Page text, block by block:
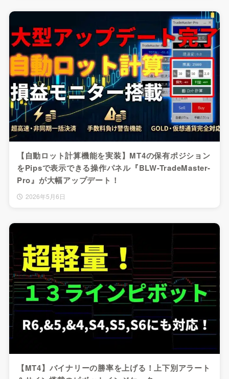
【自動ロット計算機能を実装】MT4の保有ポジション
をPipsで表示できる操作パネル『BLW-TradeMaster-
Pro』が大幅アップデート！
2026年5月6日
【MT4】バイナリーの勝率を上げる！上下別アラート